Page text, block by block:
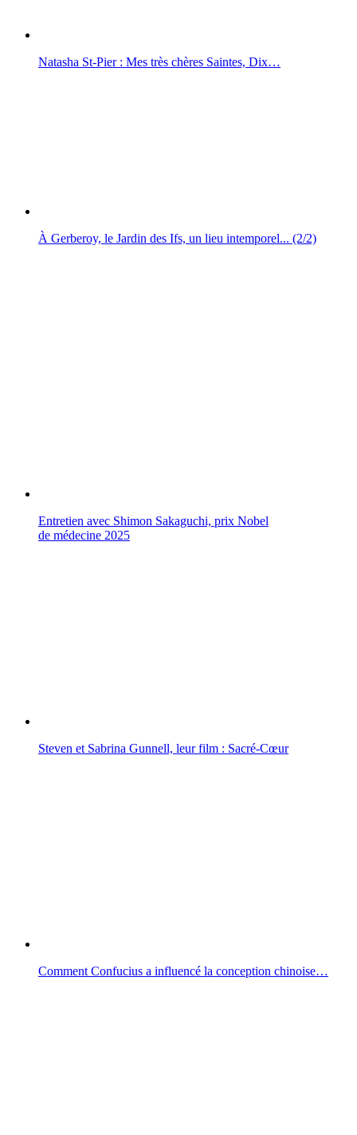
Natasha St-Pier : Mes très chères Saintes, Dix…
À Gerberoy, le Jardin des Ifs, un lieu intemporel... (2/2)
Entretien avec Shimon Sakaguchi, prix Nobel
de médecine 2025
Steven et Sabrina Gunnell, leur film : Sacré-Cœur
Comment Confucius a influencé la conception chinoise…